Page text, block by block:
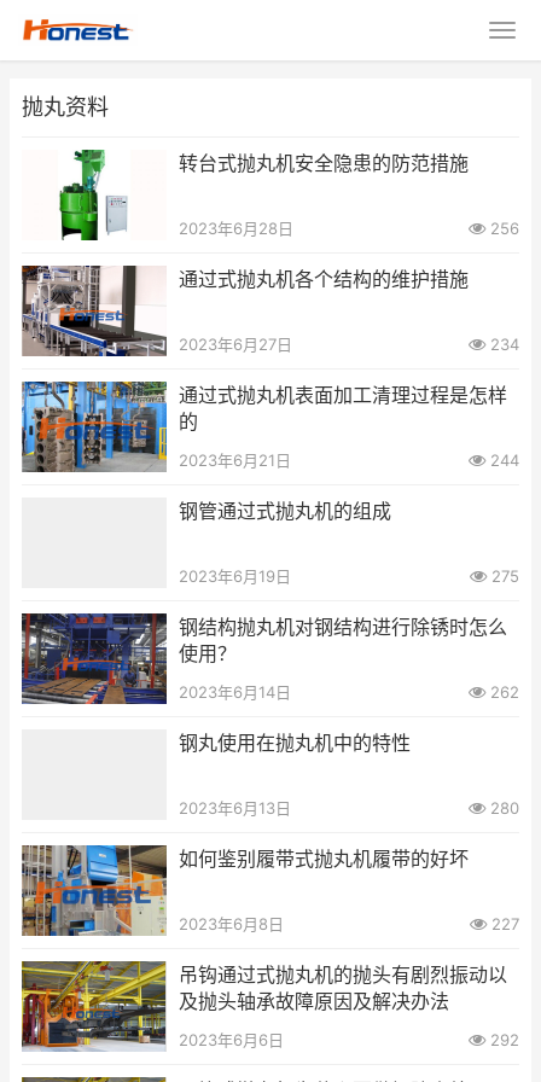
抛丸资料
转台式抛丸机安全隐患的防范措施
2023年6月28日 256
通过式抛丸机各个结构的维护措施
2023年6月27日 234
通过式抛丸机表面加工清理过程是怎样
的
2023年6月21日 244
钢管通过式抛丸机的组成
2023年6月19日 275
钢结构抛丸机对钢结构进行除锈时怎么
使用？
2023年6月14日 262
钢丸使用在抛丸机中的特性
2023年6月13日 280
如何鉴别履带式抛丸机履带的好坏
2023年6月8日 227
吊钩通过式抛丸机的抛头有剧烈振动以
及抛头轴承故障原因及解决办法
2023年6月6日 292